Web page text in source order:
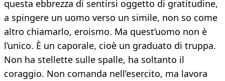
questa ebbrezza di sentirsi oggetto di gratitudine,
a spingere un uomo verso un simile, non so come
altro chiamarlo, eroismo. Ma quest’uomo non è
l’unico. È un caporale, cioè un graduato di truppa.
Non ha stellette sulle spalle, ha soltanto il
coraggio. Non comanda nell’esercito, ma lavora